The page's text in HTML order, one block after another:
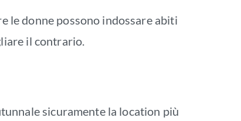
le donne possono indossare abiti
il contrario.
sicuramente la location più